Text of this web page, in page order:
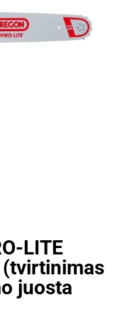
LITE
(tvirtinimas
juosta